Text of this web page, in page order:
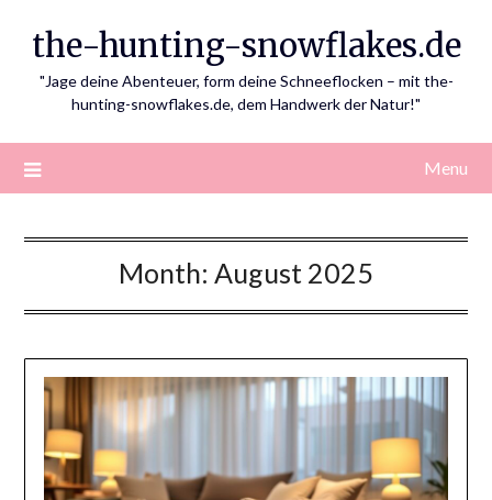
the-hunting-snowflakes.de
"Jage deine Abenteuer, form deine Schneeflocken – mit the-
hunting-snowflakes.de, dem Handwerk der Natur!"
Menu
Month: August 2025